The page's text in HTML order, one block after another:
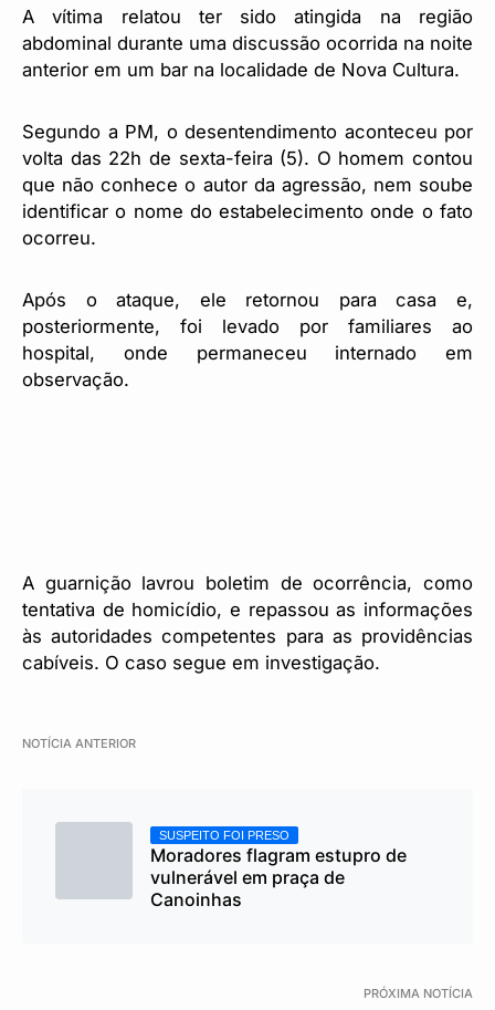
A vítima relatou ter sido atingida na região
abdominal durante uma discussão ocorrida na noite
anterior em um bar na localidade de Nova Cultura.
Segundo a PM, o desentendimento aconteceu por
volta das 22h de sexta-feira (5). O homem contou
que não conhece o autor da agressão, nem soube
identificar o nome do estabelecimento onde o fato
ocorreu.
Após o ataque, ele retornou para casa e,
posteriormente, foi levado por familiares ao
hospital, onde permaneceu internado em
observação.
A guarnição lavrou boletim de ocorrência, como
tentativa de homicídio, e repassou as informações
às autoridades competentes para as providências
cabíveis. O caso segue em investigação.
NOTÍCIA ANTERIOR
SUSPEITO FOI PRESO
Moradores flagram estupro de
vulnerável em praça de
Canoinhas
PRÓXIMA NOTÍCIA